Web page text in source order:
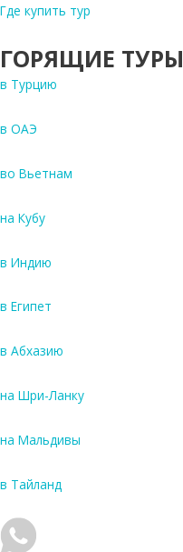
Где купить тур
ГОРЯЩИЕ ТУРЫ
в Турцию
в ОАЭ
во Вьетнам
на Кубу
в Индию
в Египет
в Абхазию
на Шри-Ланку
на Мальдивы
в Тайланд